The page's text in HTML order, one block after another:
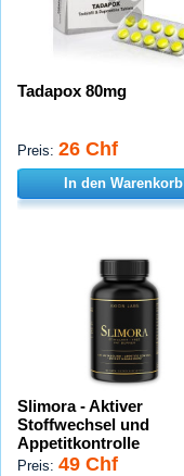
Tadapox 80mg
Preis: 26 Chf
In den Warenkorb
Slimora - Aktiver
Stoffwechsel und
Appetitkontrolle
Preis: 49 Chf